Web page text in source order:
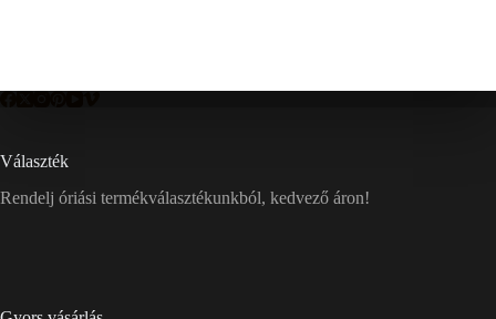
Választék
Rendelj óriási termékválasztékunkból, kedvező áron!